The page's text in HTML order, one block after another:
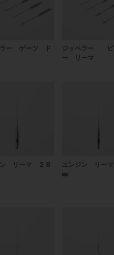
ラー ゲーツ ド
ジッペラー ピ
ー リーマ
ン リーマ ２８
エンジン リー
㎜